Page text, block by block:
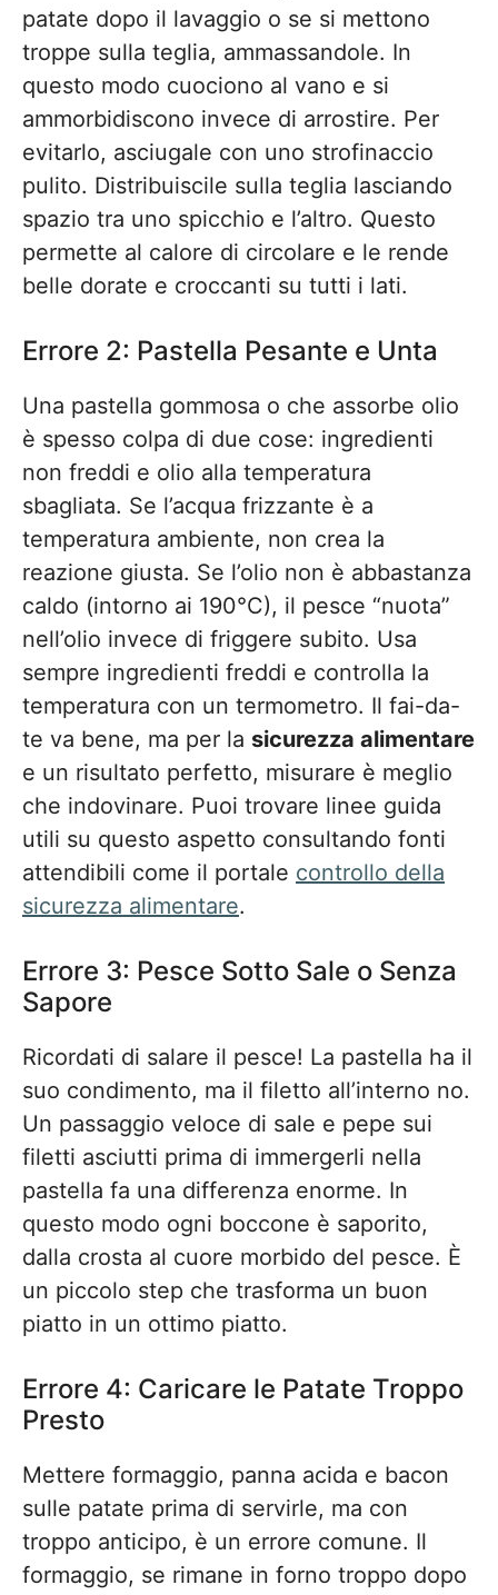
patate dopo il lavaggio o se si mettono
troppe sulla teglia, ammassandole. In
questo modo cuociono al vano e si
ammorbidiscono invece di arrostire. Per
evitarlo, asciugale con uno strofinaccio
pulito. Distribuiscile sulla teglia lasciando
spazio tra uno spicchio e l’altro. Questo
permette al calore di circolare e le rende
belle dorate e croccanti su tutti i lati.
Errore 2: Pastella Pesante e Unta
Una pastella gommosa o che assorbe olio
è spesso colpa di due cose: ingredienti
non freddi e olio alla temperatura
sbagliata. Se l’acqua frizzante è a
temperatura ambiente, non crea la
reazione giusta. Se l’olio non è abbastanza
caldo (intorno ai 190°C), il pesce “nuota”
nell’olio invece di friggere subito. Usa
sempre ingredienti freddi e controlla la
temperatura con un termometro. Il fai-da-
te va bene, ma per la sicurezza alimentare
e un risultato perfetto, misurare è meglio
che indovinare. Puoi trovare linee guida
utili su questo aspetto consultando fonti
attendibili come il portale controllo della
sicurezza alimentare.
Errore 3: Pesce Sotto Sale o Senza
Sapore
Ricordati di salare il pesce! La pastella ha il
suo condimento, ma il filetto all’interno no.
Un passaggio veloce di sale e pepe sui
filetti asciutti prima di immergerli nella
pastella fa una differenza enorme. In
questo modo ogni boccone è saporito,
dalla crosta al cuore morbido del pesce. È
un piccolo step che trasforma un buon
piatto in un ottimo piatto.
Errore 4: Caricare le Patate Troppo
Presto
Mettere formaggio, panna acida e bacon
sulle patate prima di servirle, ma con
troppo anticipo, è un errore comune. Il
formaggio, se rimane in forno troppo dopo